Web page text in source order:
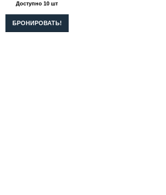
Доступно 10 шт
БРОНИРОВАТЬ!